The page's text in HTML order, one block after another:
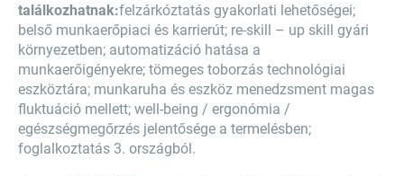
találkozhatnak:felzárkóztatás gyakorlati lehetőségei;
belső munkaerőpiaci és karrierút; re-skill – up skill gyári
környezetben; automatizáció hatása a
munkaerőigényekre; tömeges toborzás technológiai
eszköztára; munkaruha és eszköz menedzsment magas
fluktuáció mellett; well-being / ergonómia /
egészségmegőrzés jelentősége a termelésben;
foglalkoztatás 3. országból.